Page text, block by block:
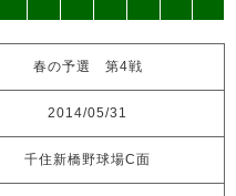
春の予選 第4戦
2014/05/31
千住新橋野球場C面